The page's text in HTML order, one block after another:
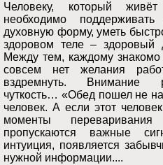
Человеку, который
необходимо
духовную форму, уметь
здоровом теле – здоровый
Между тем, каждому знакомо
совсем нет желания
вздремнуть. Внимание
чуткость… «Обед пошел не
человек. А если этот
моменты
пропускаются важные
интуиция, появляется
нужной информации....